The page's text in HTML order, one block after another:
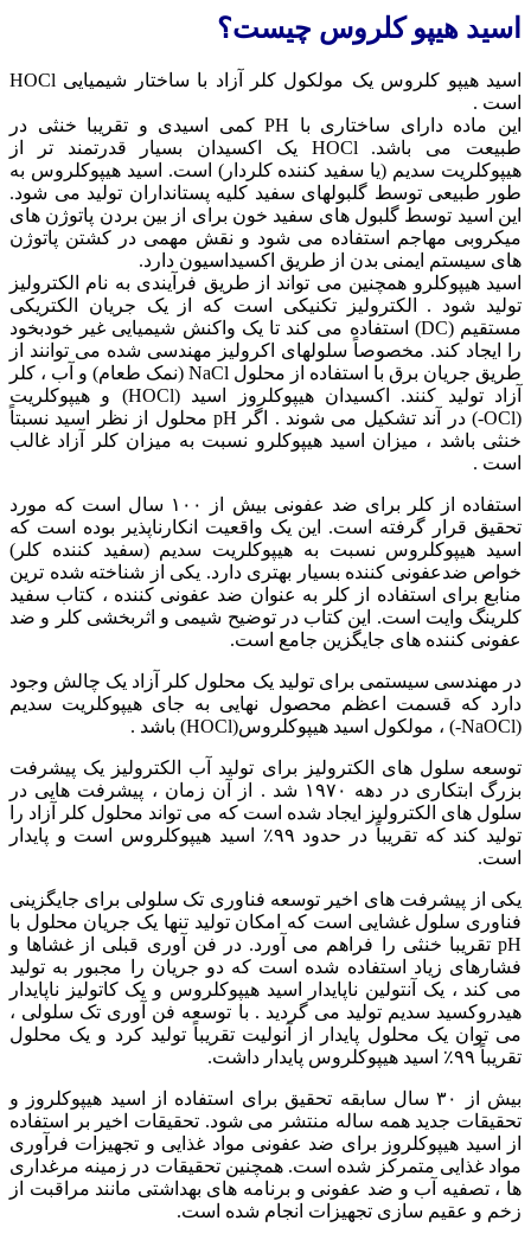
اسید هیپو کلروس چیست؟
اسید هیپو کلروس یک مولکول کلر آزاد با ساختار شیمیایی HOCl
است .
این ماده دارای ساختاری با PH کمی اسیدی و تقریبا خنثی در
طبیعت می باشد. HOCl یک اکسیدان بسیار قدرتمند تر از
هیپوکلریت سدیم (یا سفید کننده کلردار) است.
اسید هیپوکلروس به
طور طبیعی توسط گلبولهای سفید کلیه پستانداران تولید می شود.
این اسید توسط گلبول های سفید خون برای از بین بردن پاتوژن های
میکروبی مهاجم استفاده می شود و نقش مهمی در کشتن پاتوژن
های سیستم ایمنی بدن از طریق اکسیداسیون دارد.
اسید هیپوکلرو همچنین می تواند از طریق فرآیندی به نام الکترولیز
تولید شود .
الکترولیز تکنیکی است که از یک جریان الکتریکی
مستقیم (DC) استفاده می کند تا یک واکنش شیمیایی غیر خودبخود
را ایجاد کند. مخصوصاً سلولهای اکرولیز مهندسی شده می توانند از
طریق جریان برق با استفاده از محلول NaCl (نمک طعام) و آب ، کلر
آزاد تولید کنند.
اکسیدان هیپوکلروز اسید (HOCl) و هیپوکلریت
(OCl-) در آند تشکیل می شوند .
اگر pH محلول از نظر اسید نسبتاً
خنثی باشد ، میزان اسید هیپوکلرو نسبت به میزان کلر آزاد غالب
است .
استفاده از کلر برای ضد عفونی بیش از ۱۰۰ سال است که مورد
تحقیق قرار گرفته است. این یک واقعیت انکارناپذیر بوده است که
اسید هیپوکلروس نسبت به هیپوکلریت سدیم (سفید کننده کلر)
خواص ضدعفونی کننده بسیار بهتری دارد. یکی از شناخته شده ترین
منابع برای استفاده از کلر به عنوان ضد عفونی کننده ، کتاب سفید
کلرینگ وایت است. این کتاب در توضیح شیمی و اثربخشی کلر و ضد
عفونی کننده های جایگزین جامع است.
در مهندسی سیستمی برای تولید یک محلول کلر آزاد یک چالش وجود
دارد که قسمت اعظم محصول نهایی به جای هیپوکلریت سدیم
(NaOCl-) ، مولکول اسید هیپوکلروس(HOCl) باشد .
توسعه سلول های الکترولیز برای تولید آب الکترولیز یک پیشرفت
بزرگ ابتکاری در دهه ۱۹۷۰ شد . از آن زمان ، پیشرفت هایی در
سلول های الکترولیز ایجاد شده است که می تواند محلول کلر آزاد را
تولید کند که تقریباً در حدود ۹۹٪ اسید هیپوکلروس است و پایدار
است.
یکی از پیشرفت های اخیر توسعه فناوری تک سلولی برای جایگزینی
فناوری سلول غشایی است که امکان تولید تنها یک جریان محلول با
pH تقریبا خنثی را فراهم می آورد. در فن آوری قبلی از غشاها و
فشارهای زیاد استفاده شده است که دو جریان را مجبور به تولید
می کند ، یک آنتولین ناپایدار اسید هیپوکلروس و یک کاتولیز ناپایدار
هیدروکسید سدیم تولید می گردید . با توسعه فن آوری تک سلولی ،
می توان یک محلول پایدار از آنولیت تقریباً تولید کرد و یک محلول
تقریباً ۹۹٪ اسید هیپوکلروس پایدار داشت.
بیش از ۳۰ سال سابقه تحقیق برای استفاده از اسید هیپوکلروز و
تحقیقات جدید همه ساله منتشر می شود. تحقیقات اخیر بر استفاده
از اسید هیپوکلروز برای ضد عفونی مواد غذایی و تجهیزات فرآوری
مواد غذایی متمرکز شده است. همچنین تحقیقات در زمینه مرغداری
ها ، تصفیه آب و ضد عفونی و برنامه های بهداشتی مانند مراقبت از
زخم و عقیم سازی تجهیزات انجام شده است.